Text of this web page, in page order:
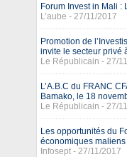
Forum Invest in Mali
L’aube - 27/11/2017
Promotion de
invite le secteur privé
Le Républicain - 27/
L’A.B.C du FRANC
Bamako, le 18
Le Républicain - 27/
Les opportunités du
économiques maliens
Infosept - 27/11/2017